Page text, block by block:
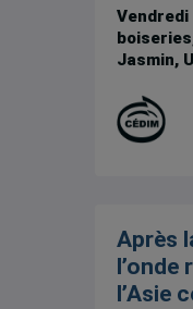
Vendredi
Jasmin,
Après
l’Asie